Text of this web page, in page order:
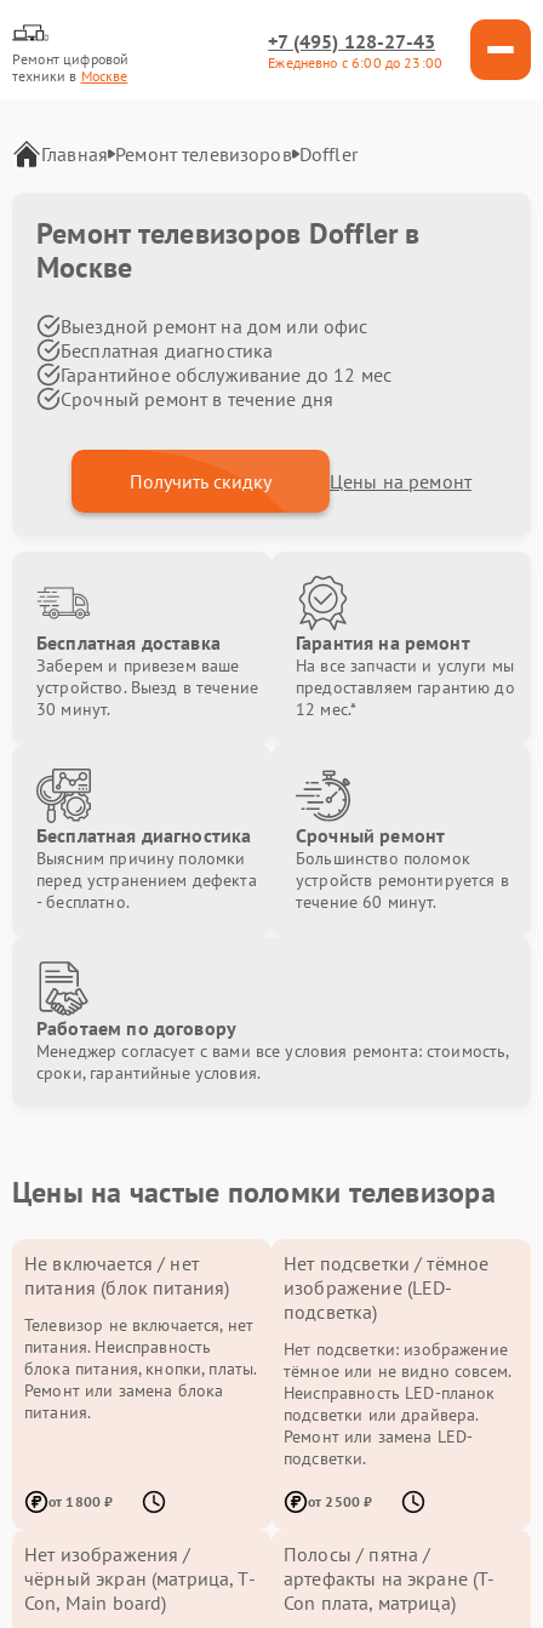
Ремонт цифровой
техники в Москве
+7 (495) 128-27-43
Ежедневно с 6:00 до 23:00
Главная Ремонт телевизоров Doffler
Ремонт телевизоров Doffler в
Москве
Выездной ремонт на дом или офис
Бесплатная диагностика
Гарантийное обслуживание до 12 мес
Срочный ремонт в течение дня
Получить скидку Цены на ремонт
Бесплатная доставка
Заберем и привезем ваше
устройство. Выезд в течение
30 минут.
Гарантия на ремонт
На все запчасти и услуги мы
предоставляем гарантию до
12 мес.*
Бесплатная диагностика
Выясним причину поломки
перед устранением дефекта
- бесплатно.
Срочный ремонт
Большинство поломок
устройств ремонтируется в
течение 60 минут.
Работаем по договору
Менеджер согласует с вами все условия ремонта: стоимость,
сроки, гарантийные условия.
Цены на частые поломки телевизора
Не включается / нет
питания (блок питания)
Телевизор не включается, нет
питания. Неисправность
блока питания, кнопки, платы.
Ремонт или замена блока
питания.
от 1800 ₽
Нет подсветки / тёмное
изображение (LED-
подсветка)
Нет подсветки: изображение
тёмное или не видно совсем.
Неисправность LED-планок
подсветки или драйвера.
Ремонт или замена LED-
подсветки.
от 2500 ₽
Нет изображения /
чёрный экран (матрица, T-
Con, Main board)
Полосы / пятна /
артефакты на экране (T-
Con плата, матрица)